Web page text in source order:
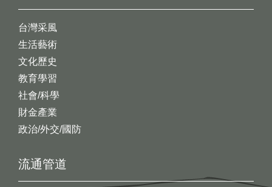
台灣采風
生活藝術
文化歷史
教育學習
社會/科學
財金產業
政治/外交/國防
流通管道